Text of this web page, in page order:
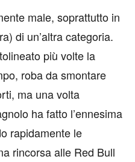
male, soprattutto in
di un’altra categoria.
più volte la
roba da smontare
ma una volta
ha fatto l’ennesima
rapidamente le
rincorsa alle Red Bull